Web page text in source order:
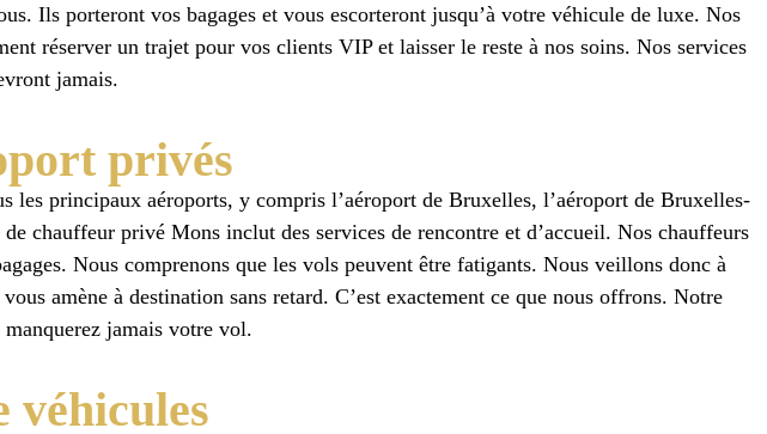
Ils porteront vos bagages et vous escorteront jusqu’à votre véhicule de luxe. Nos
réserver un trajet pour vos clients VIP et laisser le reste à nos soins. Nos services
jamais.
privés
les principaux aéroports, y compris l’aéroport de Bruxelles, l’aéroport de Bruxelles-
chauffeur privé Mons inclut des services de rencontre et d’accueil. Nos chauffeurs
Nous comprenons que les vols peuvent être fatigants. Nous veillons donc à
amène à destination sans retard. C’est exactement ce que nous offrons. Notre
jamais votre vol.
véhicules